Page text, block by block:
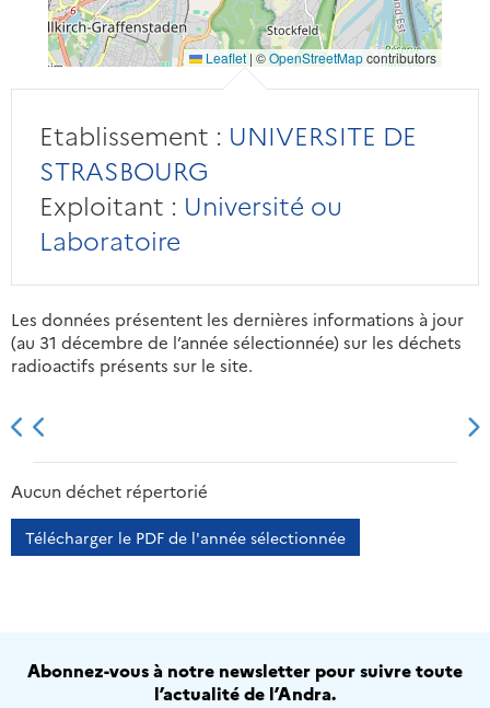
Leaflet | ©OpenStreetMapcontributors
Etablissement : UNIVERSITE DE
STRASBOURG
Exploitant : Université ou
Laboratoire
Les données présentent les dernières informations à jour
(au 31 décembre de l’année sélectionnée) sur les déchets
radioactifs présents sur le site.
2013 2014
Aucun déchet répertorié
Télécharger le PDF de l'année sélectionnée
Abonnez-vous à notre newsletter pour suivre toute
l’actualité de l’Andra.